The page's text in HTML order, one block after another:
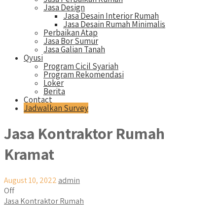
Jasa Design
Jasa Desain Interior Rumah
Jasa Desain Rumah Minimalis
Perbaikan Atap
Jasa Bor Sumur
Jasa Galian Tanah
Qyusi
Program Cicil Syariah
Program Rekomendasi
Loker
Berita
Contact
Jadwalkan Survey
Jasa Kontraktor Rumah
Kramat
August 10, 2022 admin
Off
Jasa Kontraktor Rumah